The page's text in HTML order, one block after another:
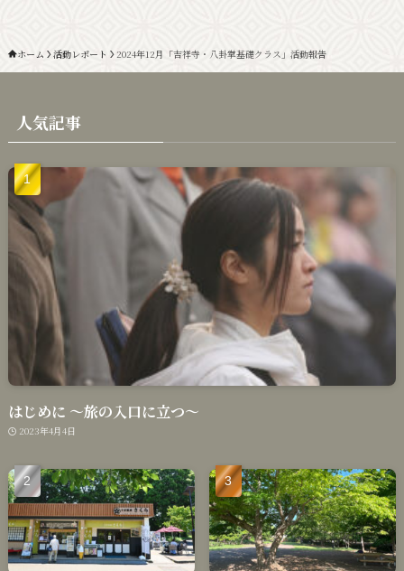
ホーム 活動レポート 2024年12月「吉祥寺・八卦掌基礎クラス」活動報告
人気記事
はじめに 〜旅の入口に立つ〜
2023年4月4日